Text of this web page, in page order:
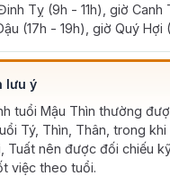
Tỵ (9h - 11h), giờ Canh
(17h - 19h), giờ Quý Hợi
lưu ý
tuổi Mậu Thìn thường
Tý, Thìn, Thân, trong khi
Tuất nên được đối chiếu
việc theo tuổi.